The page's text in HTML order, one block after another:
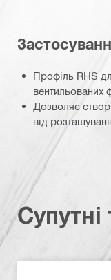
Профіль RHS
вентильованих
Дозволяє
від
Супутні